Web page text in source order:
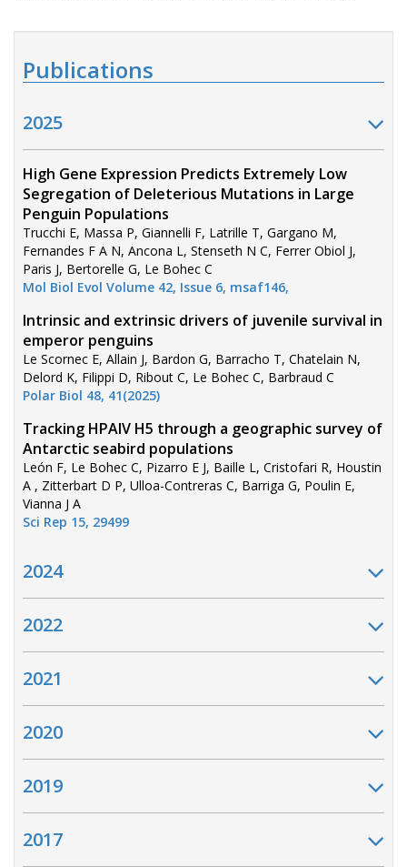
Publications
2025
High Gene Expression Predicts Extremely Low
Segregation of Deleterious Mutations in Large
Penguin Populations
Trucchi E, Massa P, Giannelli F, Latrille T, Gargano M,
Fernandes F A N, Ancona L, Stenseth N C, Ferrer Obiol J,
Paris J, Bertorelle G, Le Bohec C
Mol Biol Evol Volume 42, Issue 6, msaf146,
Intrinsic and extrinsic drivers of juvenile survival in
emperor penguins
Le Scornec E, Allain J, Bardon G, Barracho T, Chatelain N,
Delord K, Filippi D, Ribout C, Le Bohec C, Barbraud C
Polar Biol 48, 41(2025)
Tracking HPAIV H5 through a geographic survey of
Antarctic seabird populations
León F, Le Bohec C, Pizarro E J, Baille L, Cristofari R, Houstin
A , Zitterbart D P, Ulloa-Contreras C, Barriga G, Poulin E,
Vianna J A
Sci Rep 15, 29499
2024
2022
2021
2020
2019
2017